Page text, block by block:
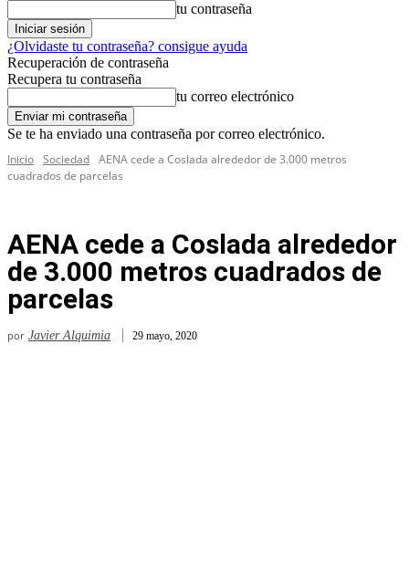
tu contraseña
¿Olvidaste tu contraseña? consigue ayuda
Recuperación de contraseña
Recupera tu contraseña
tu correo electrónico
Se te ha enviado una contraseña por correo electrónico.
Inicio Sociedad AENA cede a Coslada alrededor de 3.000 metros
cuadrados de parcelas
AENA cede a Coslada alrededor
de 3.000 metros cuadrados de
parcelas
por Javier Alquimia 29 mayo, 2020